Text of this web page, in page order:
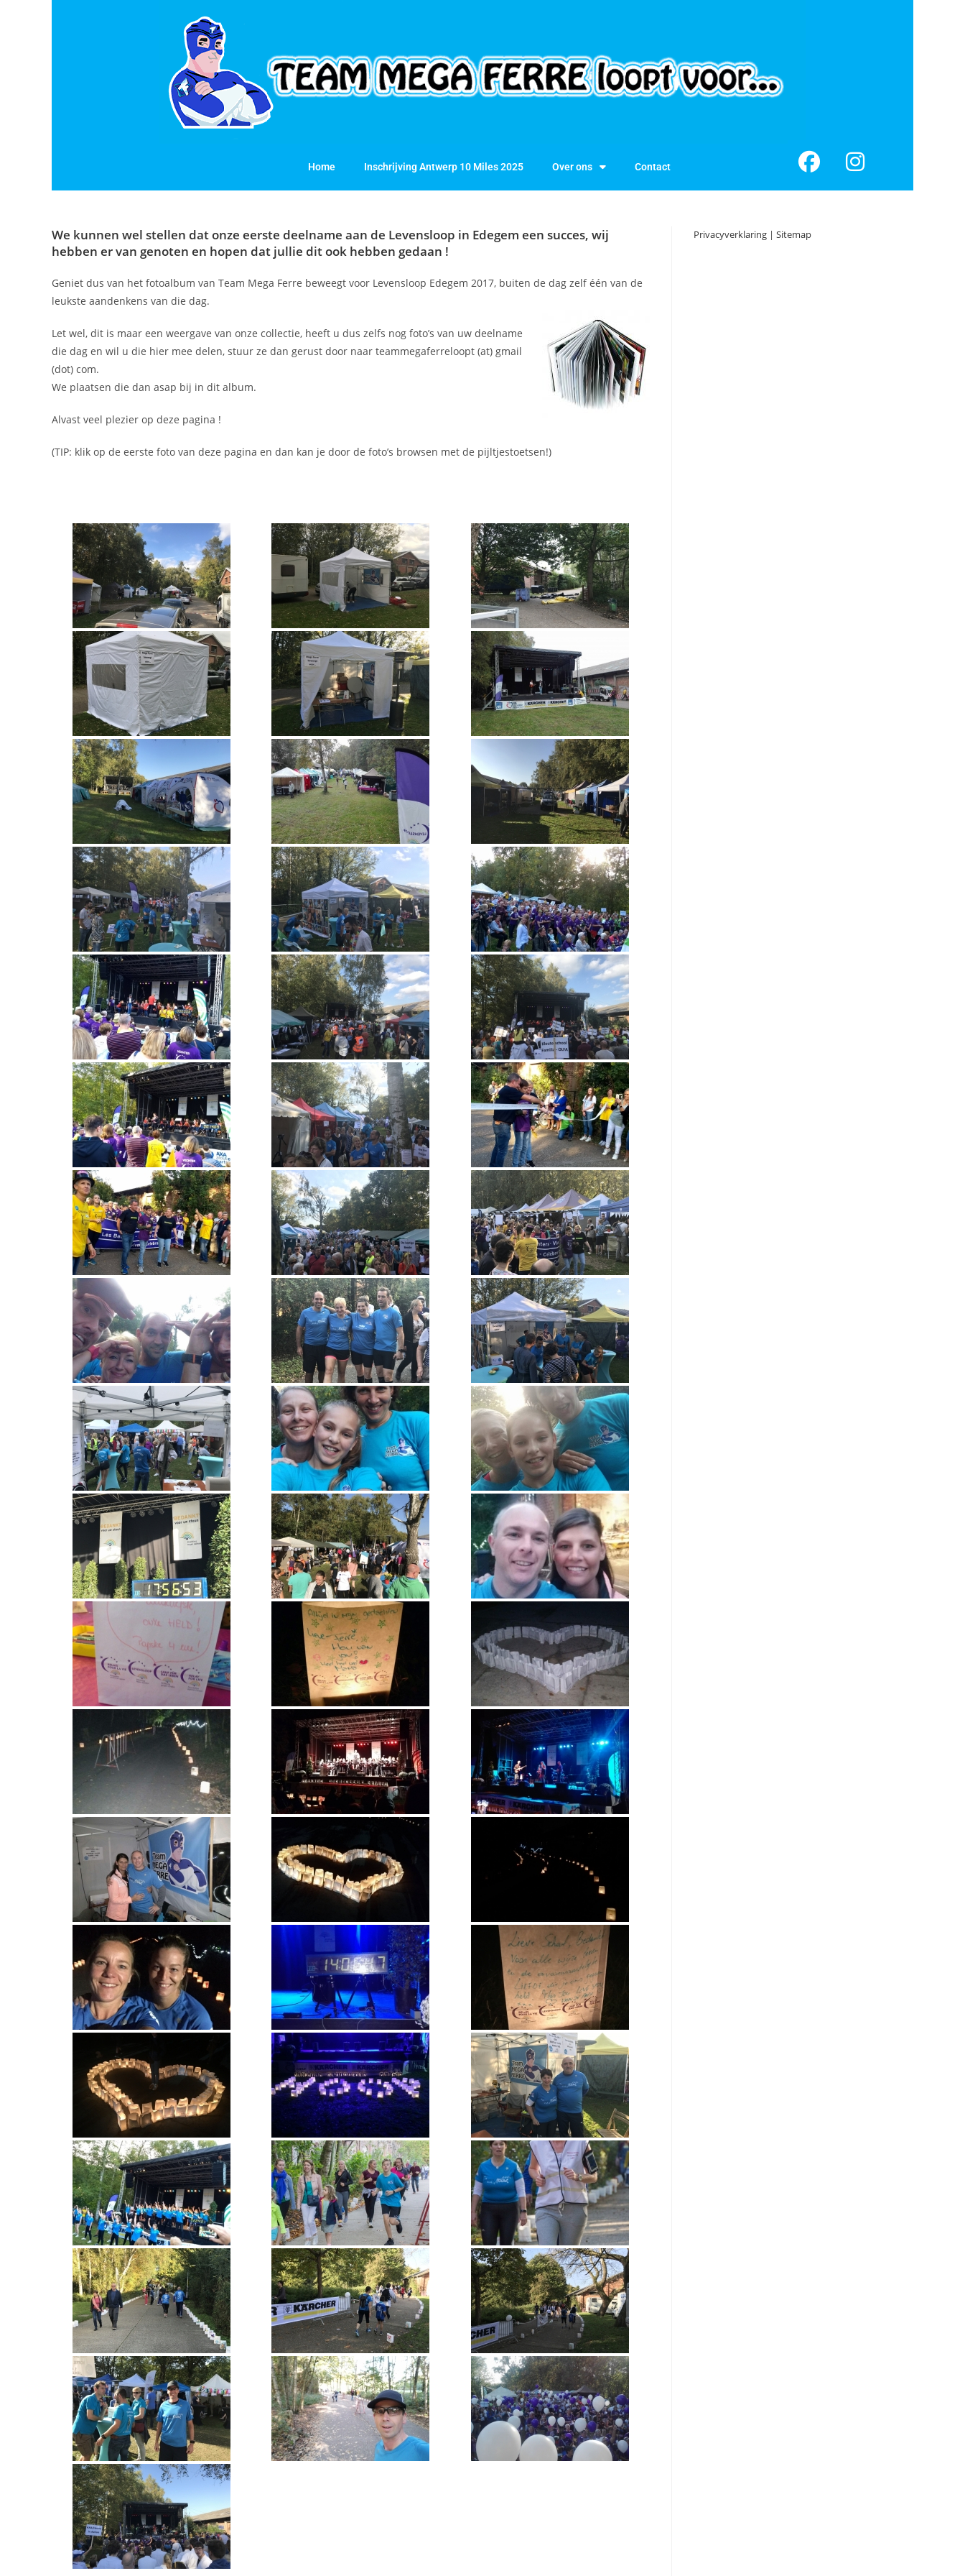
Home Inschrijving Antwerp 10 Miles 2025 Over ons Contact
We kunnen wel stellen dat onze eerste deelname aan de Levensloop in Edegem een succes, wij
hebben er van genoten en hopen dat jullie dit ook hebben gedaan !
Geniet dus van het fotoalbum van Team Mega Ferre beweegt voor Levensloop Edegem 2017, buiten de dag zelf één van de
leukste aandenkens van die dag.
Let wel, dit is maar een weergave van onze collectie, heeft u dus zelfs nog foto’s van uw deelname
die dag en wil u die hier mee delen, stuur ze dan gerust door naar teammegaferreloopt (at) gmail
(dot) com.
We plaatsen die dan asap bij in dit album.
Alvast veel plezier op deze pagina !
(TIP: klik op de eerste foto van deze pagina en dan kan je door de foto’s browsen met de pijltjestoetsen!)
Privacyverklaring | Sitemap